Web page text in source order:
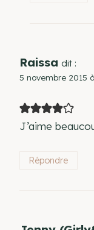
Raissa dit :
5 novembre 2015
J’aime
Répondre